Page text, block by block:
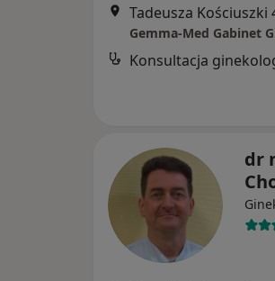
Tadeusza Kościuszki
Gemma-Med Gabinet
Konsultacja
dr